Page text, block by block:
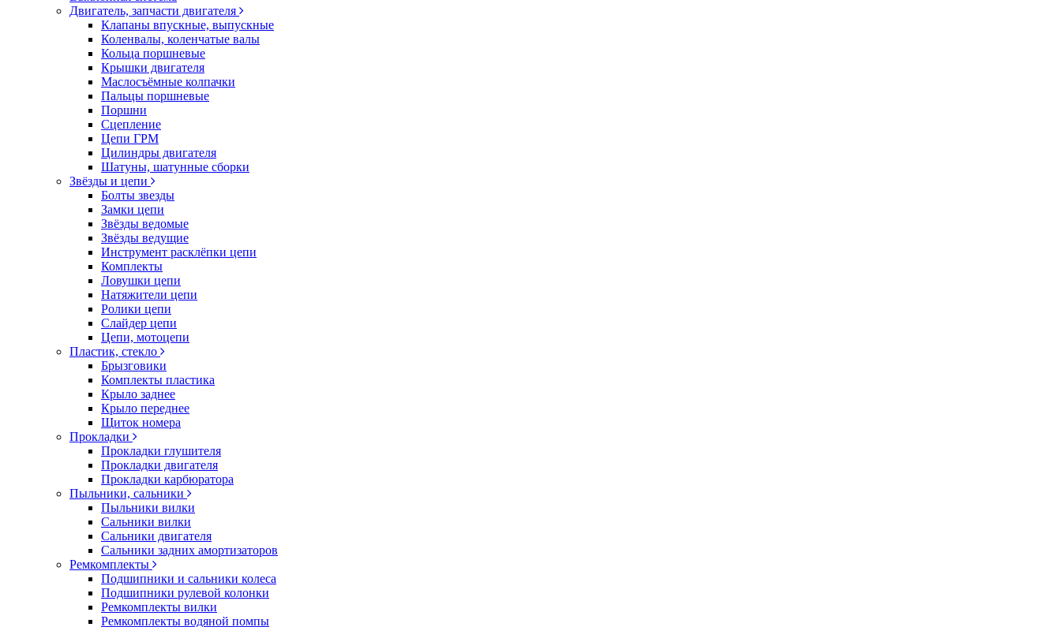
Двигатель, запчасти двигателя
Клапаны впускные, выпускные
Коленвалы, коленчатые валы
Кольца поршневые
Крышки двигателя
Маслосъёмные колпачки
Пальцы поршневые
Поршни
Сцепление
Цепи ГРМ
Цилиндры двигателя
Шатуны, шатунные сборки
Звёзды и цепи
Болты звезды
Замки цепи
Звёзды ведомые
Звёзды ведущие
Инструмент расклёпки цепи
Комплекты
Ловушки цепи
Натяжители цепи
Ролики цепи
Слайдер цепи
Цепи, мотоцепи
Пластик, стекло
Брызговики
Комплекты пластика
Крыло заднее
Крыло переднее
Щиток номера
Прокладки
Прокладки глушителя
Прокладки двигателя
Прокладки карбюратора
Пыльники, сальники
Пыльники вилки
Сальники вилки
Сальники двигателя
Сальники задних амортизаторов
Ремкомплекты
Подшипники и сальники колеса
Подшипники рулевой колонки
Ремкомплекты вилки
Ремкомплекты водяной помпы